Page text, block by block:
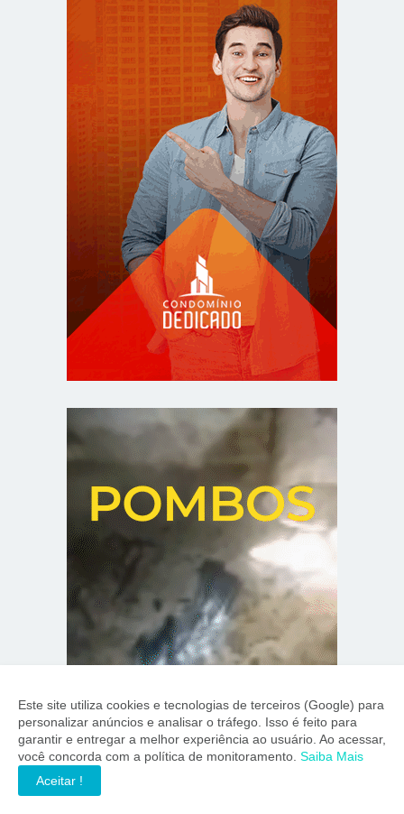
Este site utiliza cookies e tecnologias de terceiros (Google) para
personalizar anúncios e analisar o tráfego. Isso é feito para
garantir e entregar a melhor experiência ao usuário. Ao acessar,
você concorda com a política de monitoramento. Saiba Mais
Aceitar !